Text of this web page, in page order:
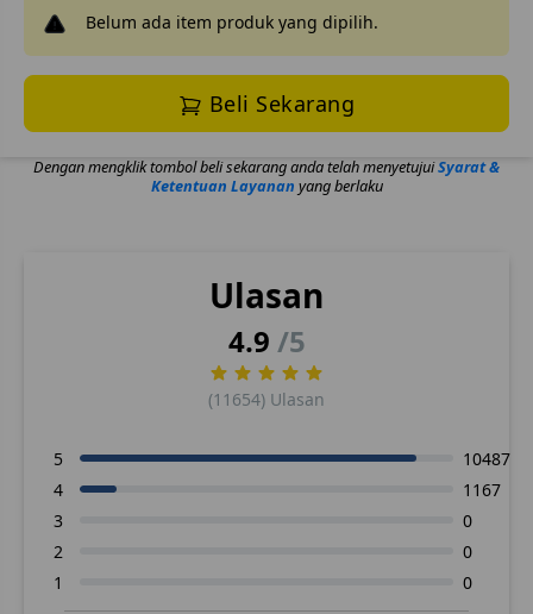
Belum ada item produk yang dipilih.
Beli Sekarang
Dengan mengklik tombol beli sekarang anda telah menyetujuiSyarat &
Ketentuan Layanan yang berlaku
Ulasan
4.9 /5
(11654) Ulasan
5
10487
4
1167
3
0
2
0
1
0